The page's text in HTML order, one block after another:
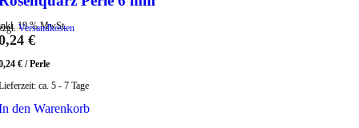
19 % MwSt.
Versandkosten
€
€ /Perle
ca. 5 - 7 Tage
den Warenkorb